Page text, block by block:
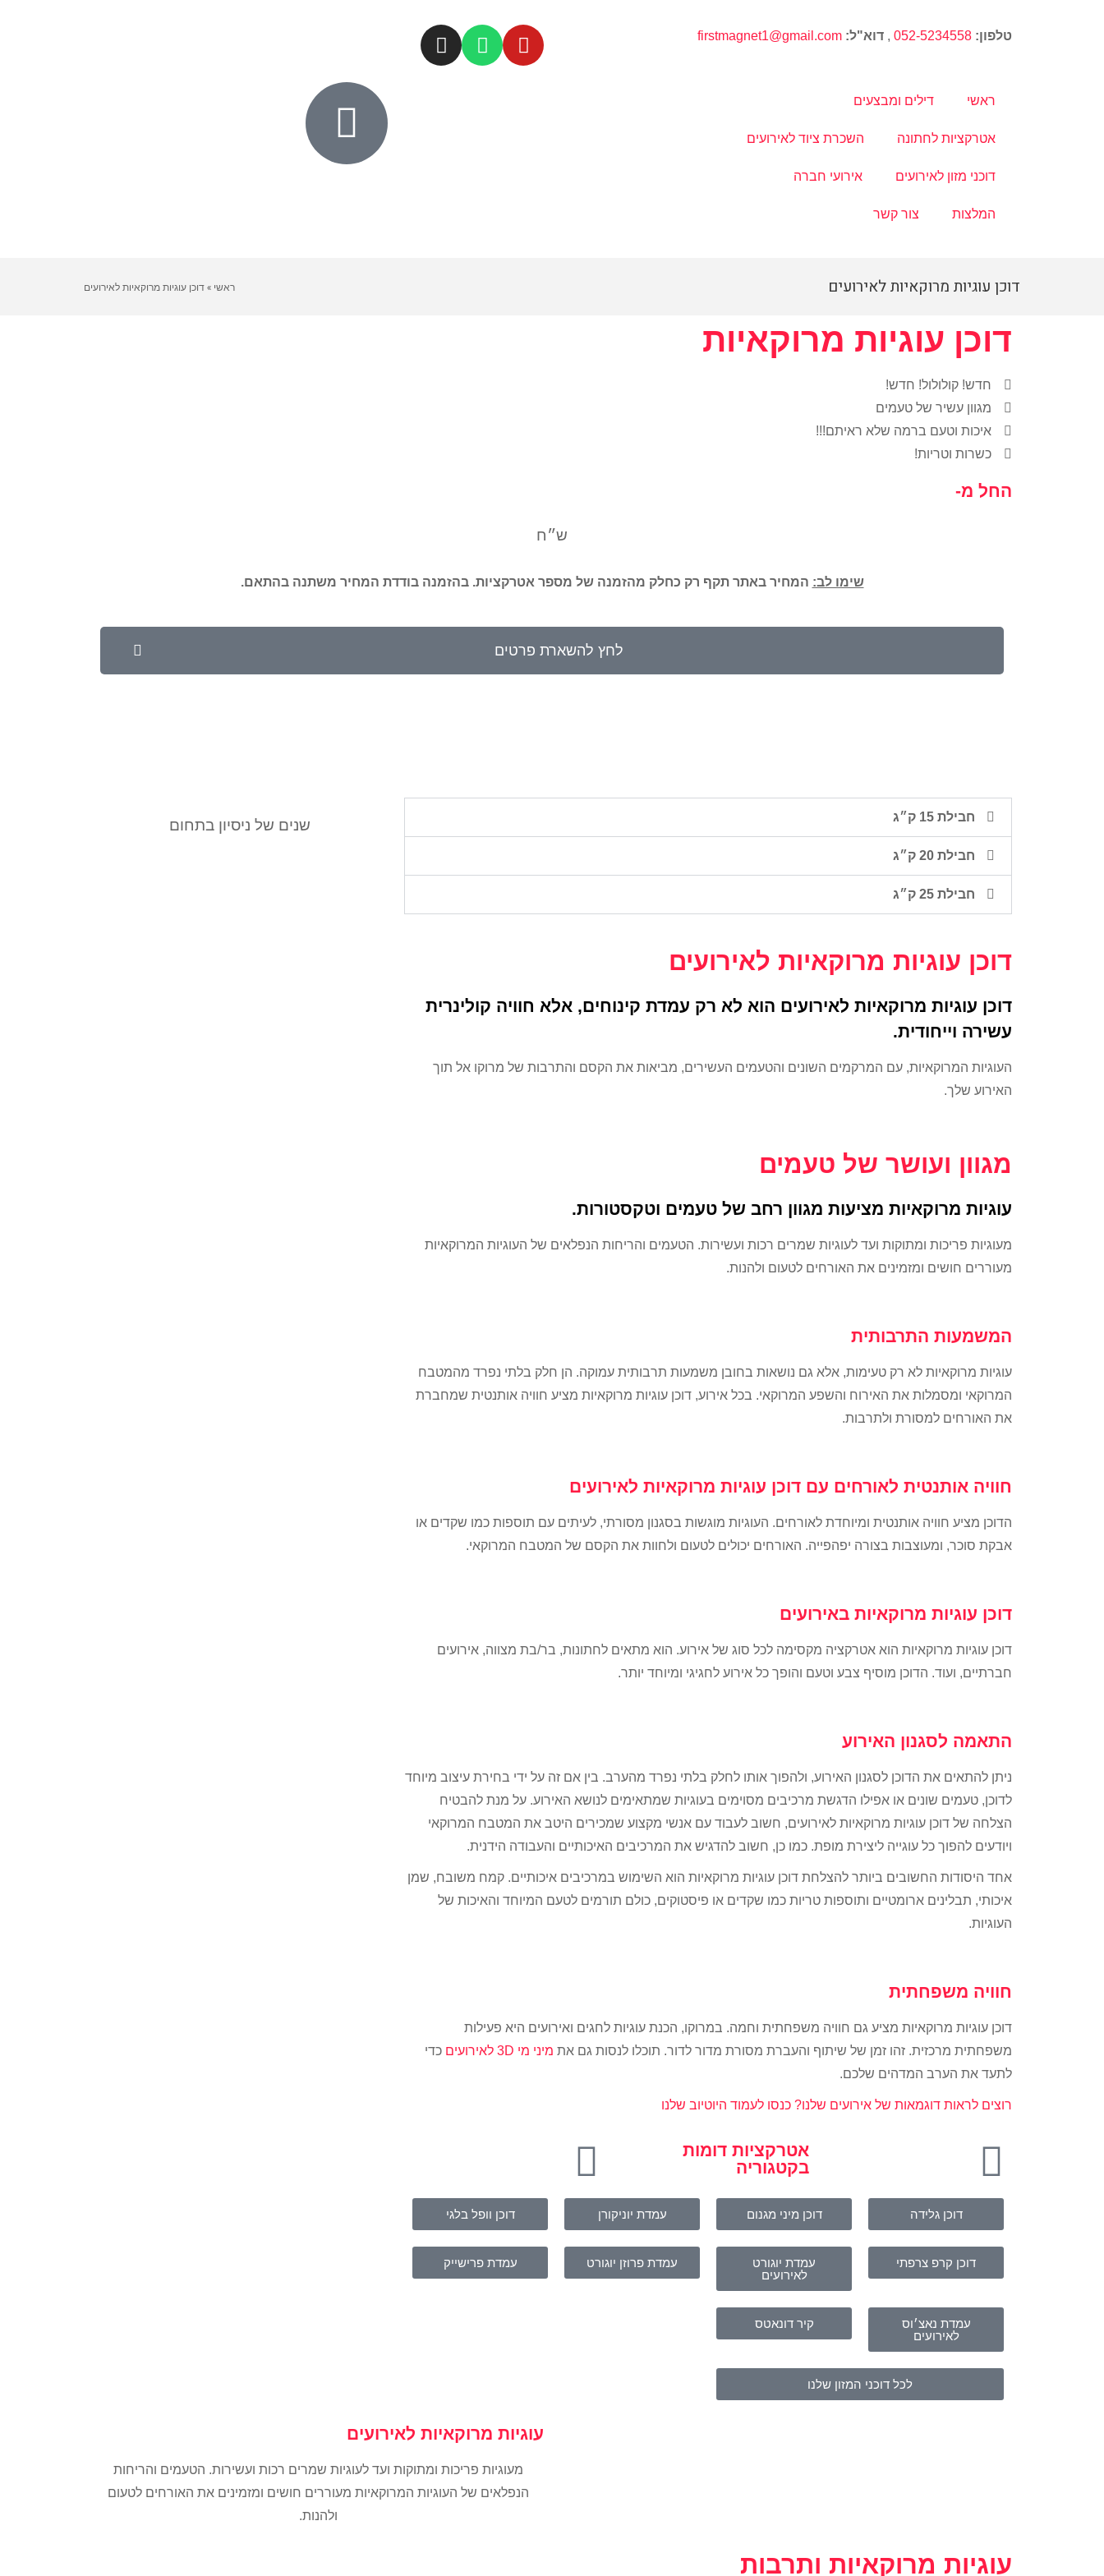
טלפון: 052-5234558
, דוא"ל: firstmagnet1@gmail.com
ראשי דילים ומבצעים
אטרקציות לחתונה השכרת ציוד לאירועים
דוכני מזון לאירועים אירועי חברה
המלצות צור קשר
דוכן עוגיות מרוקאיות לאירועים ראשי »דוכן עוגיות מרוקאיות לאירועים
דוכן עוגיות מרוקאיות
חדש! קולולול! חדש!
מגוון עשיר של טעמים
איכות וטעם ברמה שלא ראיתם!!!
כשרות וטריות!
החל מ-
ש״ח
שימו לב: המחיר באתר תקף רק כחלק מהזמנה של מספר אטרקציות. בהזמנה בודדת המחיר משתנה בהתאם.
לחץ להשארת פרטים
חבילת 15 ק״ג
חבילת 20 ק״ג
חבילת 25 ק״ג
דוכן עוגיות מרוקאיות לאירועים
דוכן עוגיות מרוקאיות לאירועים הוא לא רק עמדת קינוחים, אלא חוויה קולינרית
עשירה וייחודית.
העוגיות המרוקאיות, עם המרקמים השונים והטעמים העשירים, מביאות את הקסם והתרבות של מרוקו אל תוך
האירוע שלך.
מגוון ועושר של טעמים
עוגיות מרוקאיות מציעות מגוון רחב של טעמים וטקסטורות.
מעוגיות פריכות ומתוקות ועד לעוגיות שמרים רכות ועשירות. הטעמים והריחות הנפלאים של העוגיות המרוקאיות
מעוררים חושים ומזמינים את האורחים לטעום ולהנות.
המשמעות התרבותית
עוגיות מרוקאיות לא רק טעימות, אלא גם נושאות בחובן משמעות תרבותית עמוקה. הן חלק בלתי נפרד מהמטבח
המרוקאי ומסמלות את האירוח והשפע המרוקאי. בכל אירוע, דוכן עוגיות מרוקאיות מציע חוויה אותנטית שמחברת
את האורחים למסורת ולתרבות.
חוויה אותנטית לאורחים עם דוכן עוגיות מרוקאיות לאירועים
הדוכן מציע חוויה אותנטית ומיוחדת לאורחים. העוגיות מוגשות בסגנון מסורתי, לעיתים עם תוספות כמו שקדים או
אבקת סוכר, ומעוצבות בצורה יפהפייה. האורחים יכולים לטעום ולחוות את הקסם של המטבח המרוקאי.
דוכן עוגיות מרוקאיות באירועים
דוכן עוגיות מרוקאיות הוא אטרקציה מקסימה לכל סוג של אירוע. הוא מתאים לחתונות, בר/בת מצווה, אירועים
חברתיים, ועוד. הדוכן מוסיף צבע וטעם והופך כל אירוע לחגיגי ומיוחד יותר.
התאמה לסגנון האירוע
ניתן להתאים את הדוכן לסגנון האירוע, ולהפוך אותו לחלק בלתי נפרד מהערב. בין אם זה על ידי בחירת עיצוב מיוחד
לדוכן, טעמים שונים או אפילו הדגשת מרכיבים מסוימים בעוגיות שמתאימים לנושא האירוע. על מנת להבטיח
הצלחה של דוכן עוגיות מרוקאיות לאירועים, חשוב לעבוד עם אנשי מקצוע שמכירים היטב את המטבח המרוקאי
ויודעים להפוך כל עוגייה ליצירת מופת. כמו כן, חשוב להדגיש את המרכיבים האיכותיים והעבודה הידנית.
אחד היסודות החשובים ביותר להצלחת דוכן עוגיות מרוקאיות הוא השימוש במרכיבים איכותיים. קמח משובח, שמן
איכותי, תבלינים ארומטיים ותוספות טריות כמו שקדים או פיסטוקים, כולם תורמים לטעם המיוחד והאיכות של
העוגיות.
חוויה משפחתית
דוכן עוגיות מרוקאיות מציע גם חוויה משפחתית וחמה. במרוקו, הכנת עוגיות לחגים ואירועים היא פעילות
משפחתית מרכזית. זהו זמן של שיתוף והעברת מסורת מדור לדור. תוכלו לנסות גם את מיני מי 3D לאירועים
כדי
לתעד את הערב המדהים שלכם.
רוצים לראות דוגמאות של אירועים שלנו? כנסו לעמוד היוטיוב שלנו
אטרקציות דומות
בקטגוריה
דוכן גלידה דוכן מיני מגנום עמדת יוניקורן דוכן וופל בלגי
דוכן קרפ צרפתי
עמדת יוגורט
לאירועים
עמדת פרוזן יוגורט עמדת פרישייק
עמדת נאצ׳וס
לאירועים
קיר דונאטס
לכל דוכני המזון שלנו
שנים של ניסיון בתחום
עוגיות מרוקאיות לאירועים
מעוגיות פריכות ומתוקות ועד לעוגיות שמרים רכות ועשירות. הטעמים והריחות
הנפלאים של העוגיות המרוקאיות מעוררים חושים ומזמינים את האורחים לטעום
ולהנות.
עוגיות מרוקאיות ותרבות